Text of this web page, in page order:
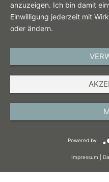
anzuzeigen. Ich bin damit
Einwilligung jederzeit mit
oder ändern.
Powered by
Impressum